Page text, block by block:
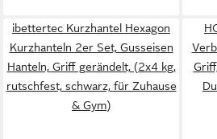
ibettertec Kurzhantel Hexagon
Kurzhanteln 2er Set, Gusseisen
Hanteln, Griff gerändelt, (2x4 kg,
rutschfest, schwarz, für Zuhause
& Gym)